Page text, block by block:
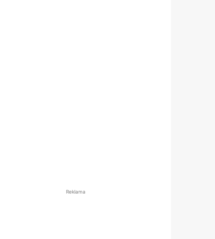
Reklama